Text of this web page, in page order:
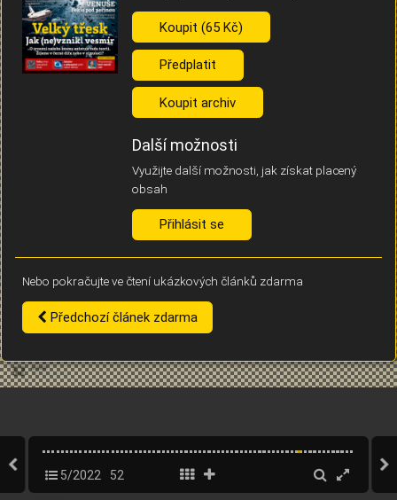
Pro základní fungování webu nepotřebujeme ukládat žádné informace
(tzv. cookies apod.). Rádi bychom vás ale požádali o souhlas s
uložením volitelných informací:
Anonymní unikátní ID
Díky němu příště poznáme, že se jedná o stejné zařízení, a
Identifikátor je zcela anonymní.
Vaše souhlasy a odmítnutí si ukládáme do vašeho zařízení, abychom se
vás už příště znovu neptali. Můžete je kdykoli později upravit ve Správě
5/2022 52
Koupit (65 Kč)
Předplatit
Koupit archiv
Další možnosti
Využijte další možnosti, jak získat placený
obsah
Přihlásit se
Nebo pokračujte ve čtení ukázkových článků zdarma
Předchozí článek zdarma